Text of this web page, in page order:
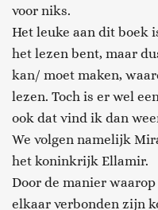
voor niks.
Het leuke aan dit boek
het lezen bent, maar
kan/ moet maken,
lezen. Toch is er wel
ook dat vind ik dan
We volgen namelijk
het koninkrijk Ellamir.
Door de manier
elkaar verbonden zijn